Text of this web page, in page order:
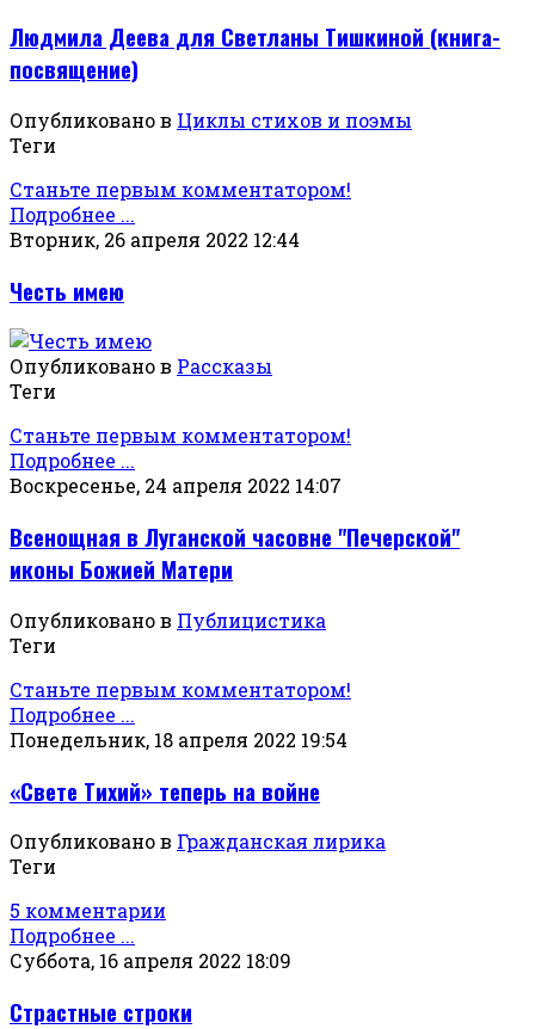
Людмила Деева для Светланы Тишкиной (книга-
посвящение)
Опубликовано в Циклы стихов и поэмы
Теги
Станьте первым комментатором!
Подробнее ...
Вторник, 26 апреля 2022 12:44
Честь имею
Опубликовано в Рассказы
Теги
Станьте первым комментатором!
Подробнее ...
Воскресенье, 24 апреля 2022 14:07
Всенощная в Луганской часовне "Печерской"
иконы Божией Матери
Опубликовано в Публицистика
Теги
Станьте первым комментатором!
Подробнее ...
Понедельник, 18 апреля 2022 19:54
«Свете Тихий» теперь на войне
Опубликовано в Гражданская лирика
Теги
5 комментарии
Подробнее ...
Суббота, 16 апреля 2022 18:09
Страстные строки